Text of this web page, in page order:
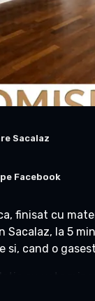
Sacalaz
Facebook
finisat cu
la 5
si, cand o
cu vata
cu